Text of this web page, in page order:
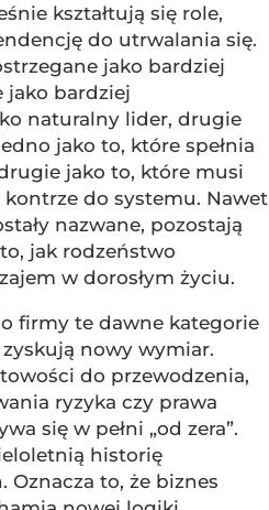
kształtują się role,
do utrwalania się.
jako bardziej
jako bardziej
naturalny lider, drugie
jako to, które spełnia
jako to, które musi
kontrze do systemu. Nawet
nazwane, pozostają
jak rodzeństwo
w dorosłym życiu.
firmy te dawne kategorie
nowy wymiar.
do przewodzenia,
ryzyka czy prawa
się w pełni „od zera”.
historię
to, że biznes